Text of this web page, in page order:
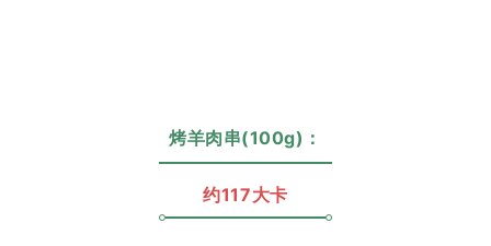
烤羊肉串(100g)：
约117大卡